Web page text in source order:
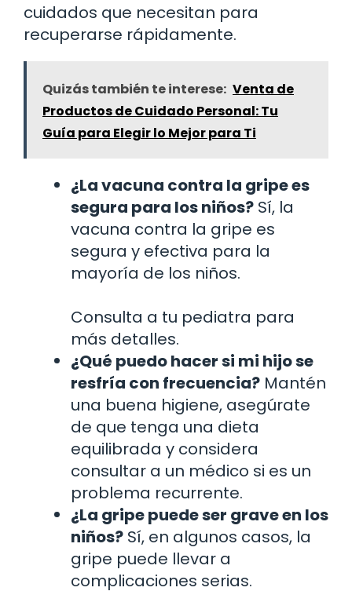
cuidados que necesitan para
recuperarse rápidamente.
Quizás también te interese: Venta de
Productos de Cuidado Personal: Tu
Guía para Elegir lo Mejor para Ti
¿La vacuna contra la gripe es
segura para los niños? Sí, la
vacuna contra la gripe es
segura y efectiva para la
mayoría de los niños.
Consulta a tu pediatra para
más detalles.
¿Qué puedo hacer si mi hijo se
resfría con frecuencia? Mantén
una buena higiene, asegúrate
de que tenga una dieta
equilibrada y considera
consultar a un médico si es un
problema recurrente.
¿La gripe puede ser grave en los
niños? Sí, en algunos casos, la
gripe puede llevar a
complicaciones serias.